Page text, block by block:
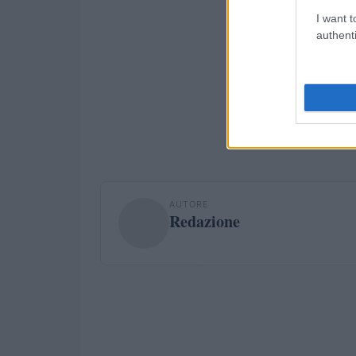
I want
AUTORE
Redazione